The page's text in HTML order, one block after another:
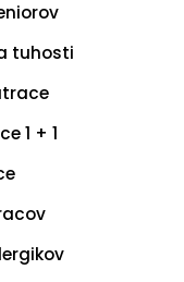
tuhosti
1 + 1